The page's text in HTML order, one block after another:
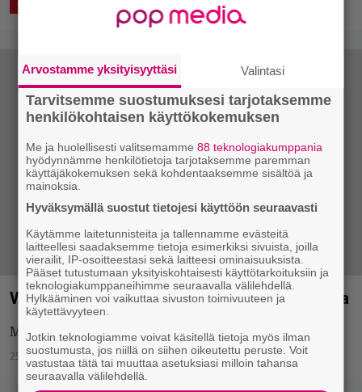
Väittämä: David Bowielta uusi albumi tammikuussa
Muhiiko maestron mielessä syntymäpäiväyllätys?
25.10.2015 02:02 Eero Tarmo
Arvostamme yksityisyyttäsi Valintasi
Tarvitsemme suostumuksesi tarjotaksemme
henkilökohtaisen käyttökokemuksen
Me ja huolellisesti valitsemamme88 teknologiakumppania
hyödynnämme henkilötietoja tarjotaksemme paremman
käyttäjäkokemuksen sekä kohdentaaksemme sisältöä ja
mainoksia.
Hyväksymällä suostut tietojesi käyttöön seuraavasti
Käytämme laitetunnisteita ja tallennamme evästeitä
laitteellesi saadaksemme tietoja esimerkiksi sivuista, joilla
vierailit, IP-osoitteestasi sekä laitteesi ominaisuuksista.
Pääset tutustumaan yksityiskohtaisesti käyttötarkoituksiin ja
teknologiakumppaneihimme seuraavalla välilehdellä.
Hylkääminen voi vaikuttaa sivuston toimivuuteen ja
käytettävyyteen.
Jotkin teknologiamme voivat käsitellä tietoja myös ilman
suostumusta, jos niillä on siihen oikeutettu peruste. Voit
vastustaa tätä tai muuttaa asetuksiasi milloin tahansa
seuraavalla välilehdellä.